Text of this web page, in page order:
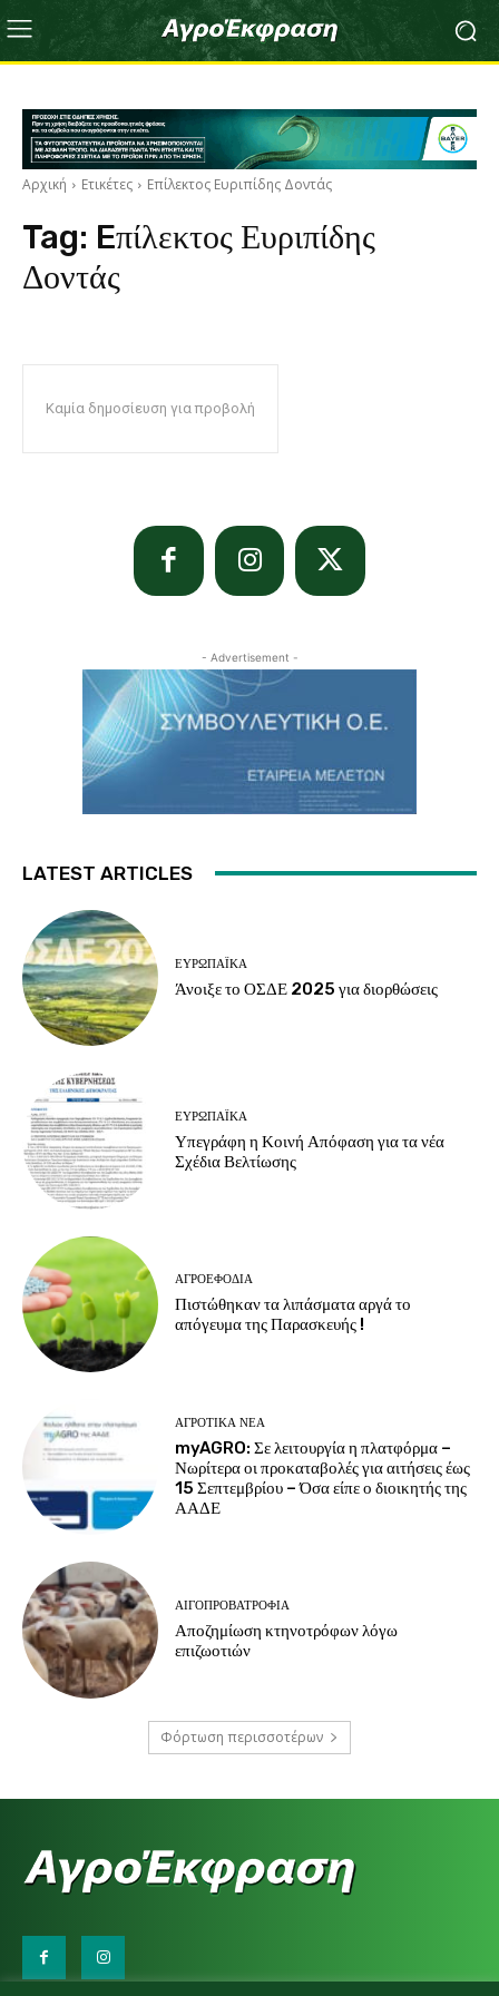
Αρχική Ετικέτες Eπίλεκτος Ευριπίδης Δοντάς
Tag: Eπίλεκτος Ευριπίδης
Δοντάς
Καμία δημοσίευση για προβολή
- Advertisement -
LATEST ARTICLES
ΕΥΡΩΠΑΪΚΆ
Άνοιξε το ΟΣΔΕ 2025 για διορθώσεις
ΕΥΡΩΠΑΪΚΆ
Υπεγράφη η Κοινή Απόφαση για τα νέα
Σχέδια Βελτίωσης
ΑΓΡΟΕΦΌΔΙΑ
Πιστώθηκαν τα λιπάσματα αργά το
απόγευμα της Παρασκευής !
ΑΓΡΟΤΙΚΆ ΝΈΑ
myAGRO: Σε λειτουργία η πλατφόρμα –
Νωρίτερα οι προκαταβολές για αιτήσεις έως
15 Σεπτεμβρίου – Όσα είπε ο διοικητής της
ΑΑΔΕ
ΑΙΓΟΠΡΟΒΑΤΡΟΦΊΑ
Αποζημίωση κτηνοτρόφων λόγω
επιζωοτιών
Φόρτωση περισσοτέρων